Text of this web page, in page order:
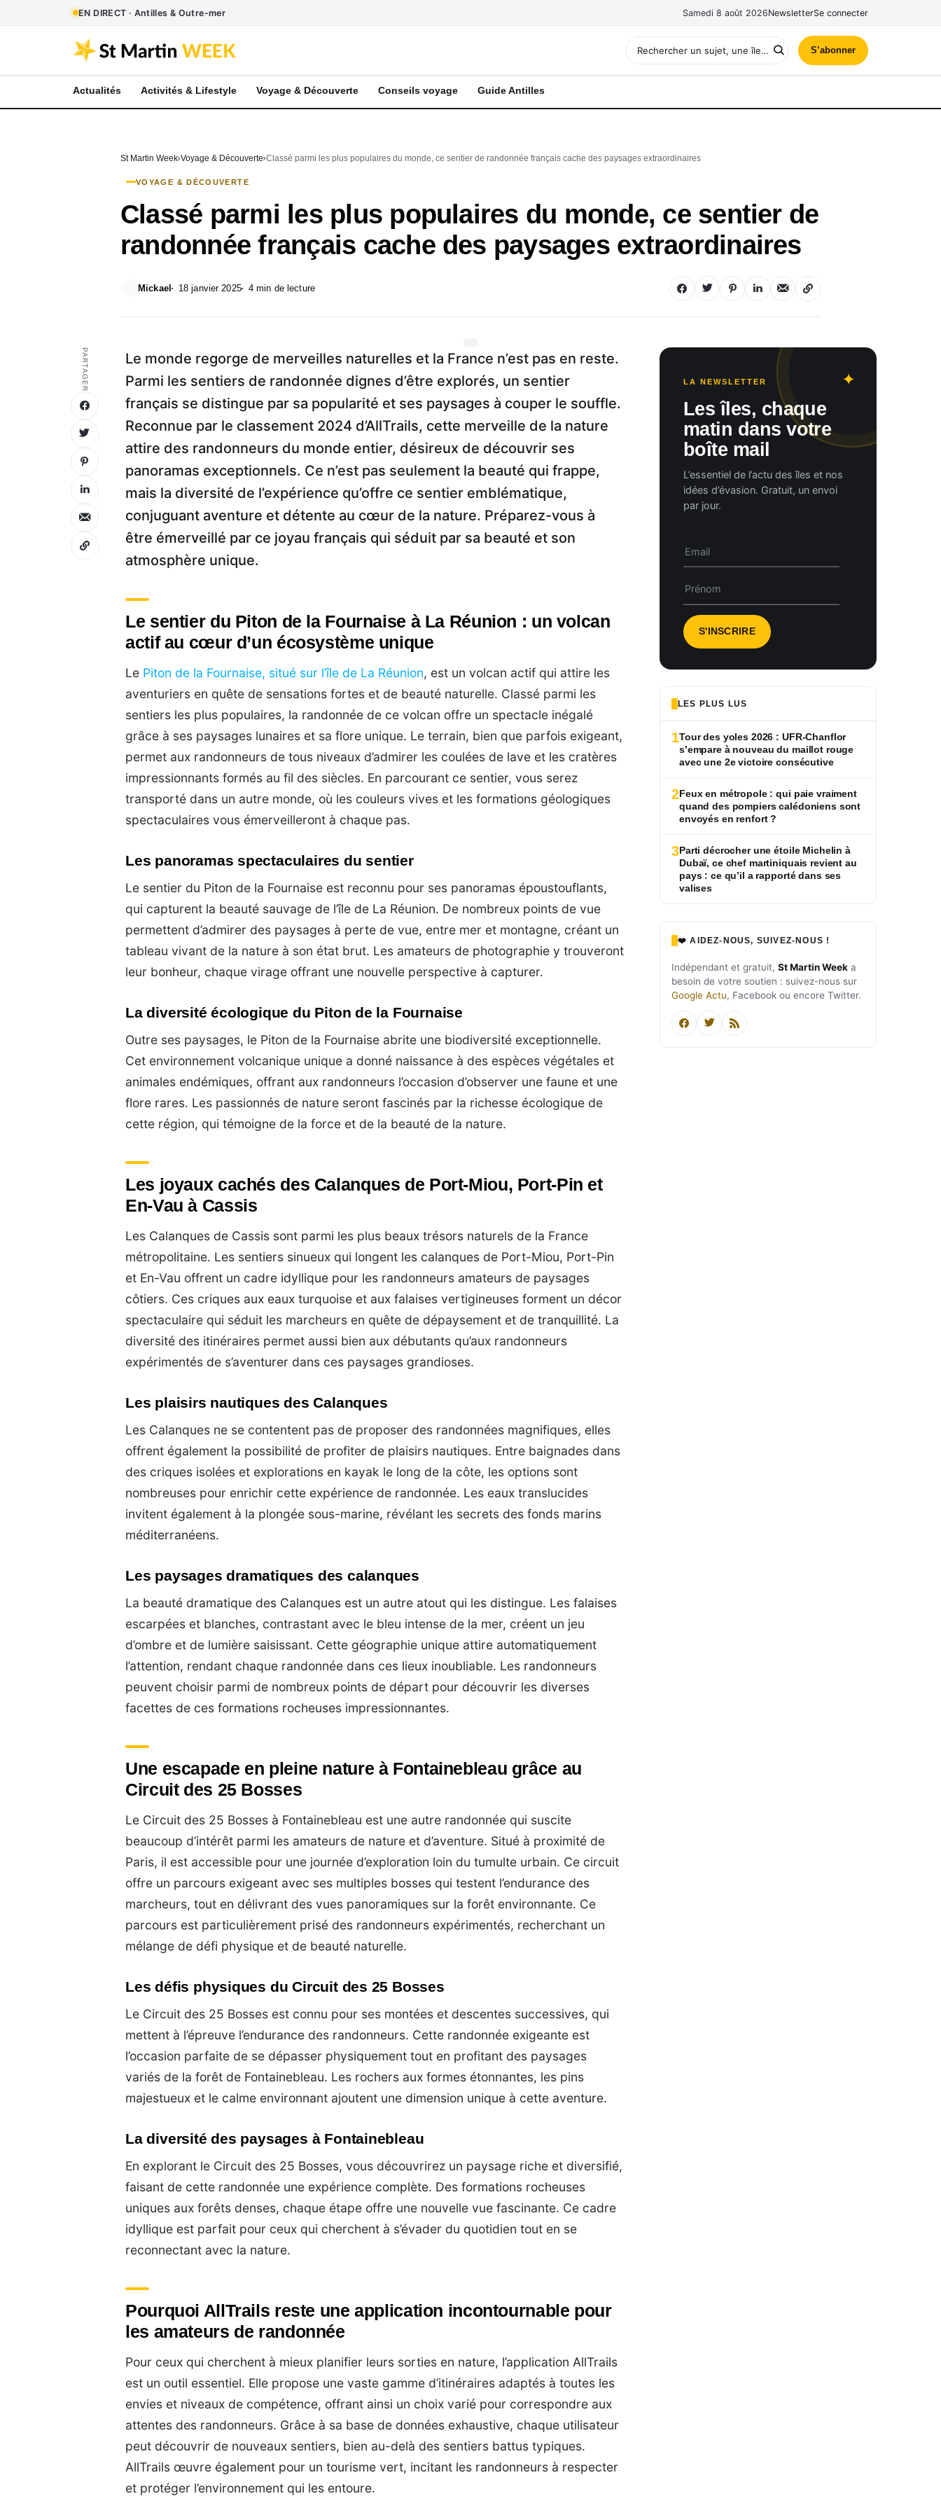
EN DIRECT · Antilles & Outre-mer Samedi 8 août 2026NewsletterSe connecter
S’abonner
Actualités Activités & Lifestyle Voyage & Découverte Conseils voyage Guide Antilles
St Martin Week Voyage & Découverte Classé parmi les plus populaires du monde, ce sentier de randonnée français cache des paysages extraordinaires
VOYAGE & DÉCOUVERTE
Classé parmi les plus populaires du monde, ce sentier de
randonnée français cache des paysages extraordinaires
Mickael 18 janvier 2025 4 min de lecture
PARTAGER
Le monde regorge de merveilles naturelles et la France n’est pas en reste.
Parmi les sentiers de randonnée dignes d’être explorés, un sentier
français se distingue par sa popularité et ses paysages à couper le souffle.
Reconnue par le classement 2024 d’AllTrails, cette merveille de la nature
attire des randonneurs du monde entier, désireux de découvrir ses
panoramas exceptionnels. Ce n’est pas seulement la beauté qui frappe,
mais la diversité de l’expérience qu’offre ce sentier emblématique,
conjuguant aventure et détente au cœur de la nature. Préparez-vous à
être émerveillé par ce joyau français qui séduit par sa beauté et son
atmosphère unique.
Le sentier du Piton de la Fournaise à La Réunion : un volcan
actif au cœur d’un écosystème unique
Le Piton de la Fournaise, situé sur l’île de La Réunion, est un volcan actif qui attire les
aventuriers en quête de sensations fortes et de beauté naturelle. Classé parmi les
sentiers les plus populaires, la randonnée de ce volcan offre un spectacle inégalé
grâce à ses paysages lunaires et sa flore unique. Le terrain, bien que parfois exigeant,
permet aux randonneurs de tous niveaux d’admirer les coulées de lave et les cratères
impressionnants formés au fil des siècles. En parcourant ce sentier, vous serez
transporté dans un autre monde, où les couleurs vives et les formations géologiques
spectaculaires vous émerveilleront à chaque pas.
Les panoramas spectaculaires du sentier
Le sentier du Piton de la Fournaise est reconnu pour ses panoramas époustouflants,
qui capturent la beauté sauvage de l’île de La Réunion. De nombreux points de vue
permettent d’admirer des paysages à perte de vue, entre mer et montagne, créant un
tableau vivant de la nature à son état brut. Les amateurs de photographie y trouveront
leur bonheur, chaque virage offrant une nouvelle perspective à capturer.
La diversité écologique du Piton de la Fournaise
Outre ses paysages, le Piton de la Fournaise abrite une biodiversité exceptionnelle.
Cet environnement volcanique unique a donné naissance à des espèces végétales et
animales endémiques, offrant aux randonneurs l’occasion d’observer une faune et une
flore rares. Les passionnés de nature seront fascinés par la richesse écologique de
cette région, qui témoigne de la force et de la beauté de la nature.
Les joyaux cachés des Calanques de Port-Miou, Port-Pin et
En-Vau à Cassis
Les Calanques de Cassis sont parmi les plus beaux trésors naturels de la France
métropolitaine. Les sentiers sinueux qui longent les calanques de Port-Miou, Port-Pin
et En-Vau offrent un cadre idyllique pour les randonneurs amateurs de paysages
côtiers. Ces criques aux eaux turquoise et aux falaises vertigineuses forment un décor
spectaculaire qui séduit les marcheurs en quête de dépaysement et de tranquillité. La
diversité des itinéraires permet aussi bien aux débutants qu’aux randonneurs
expérimentés de s’aventurer dans ces paysages grandioses.
Les plaisirs nautiques des Calanques
Les Calanques ne se contentent pas de proposer des randonnées magnifiques, elles
offrent également la possibilité de profiter de plaisirs nautiques. Entre baignades dans
des criques isolées et explorations en kayak le long de la côte, les options sont
nombreuses pour enrichir cette expérience de randonnée. Les eaux translucides
invitent également à la plongée sous-marine, révélant les secrets des fonds marins
méditerranéens.
Les paysages dramatiques des calanques
La beauté dramatique des Calanques est un autre atout qui les distingue. Les falaises
escarpées et blanches, contrastant avec le bleu intense de la mer, créent un jeu
d’ombre et de lumière saisissant. Cette géographie unique attire automatiquement
l’attention, rendant chaque randonnée dans ces lieux inoubliable. Les randonneurs
peuvent choisir parmi de nombreux points de départ pour découvrir les diverses
facettes de ces formations rocheuses impressionnantes.
Une escapade en pleine nature à Fontainebleau grâce au
Circuit des 25 Bosses
Le Circuit des 25 Bosses à Fontainebleau est une autre randonnée qui suscite
beaucoup d’intérêt parmi les amateurs de nature et d’aventure. Situé à proximité de
Paris, il est accessible pour une journée d’exploration loin du tumulte urbain. Ce circuit
offre un parcours exigeant avec ses multiples bosses qui testent l’endurance des
marcheurs, tout en délivrant des vues panoramiques sur la forêt environnante. Ce
parcours est particulièrement prisé des randonneurs expérimentés, recherchant un
mélange de défi physique et de beauté naturelle.
Les défis physiques du Circuit des 25 Bosses
Le Circuit des 25 Bosses est connu pour ses montées et descentes successives, qui
mettent à l’épreuve l’endurance des randonneurs. Cette randonnée exigeante est
l’occasion parfaite de se dépasser physiquement tout en profitant des paysages
variés de la forêt de Fontainebleau. Les rochers aux formes étonnantes, les pins
majestueux et le calme environnant ajoutent une dimension unique à cette aventure.
La diversité des paysages à Fontainebleau
En explorant le Circuit des 25 Bosses, vous découvrirez un paysage riche et diversifié,
faisant de cette randonnée une expérience complète. Des formations rocheuses
uniques aux forêts denses, chaque étape offre une nouvelle vue fascinante. Ce cadre
idyllique est parfait pour ceux qui cherchent à s’évader du quotidien tout en se
reconnectant avec la nature.
Pourquoi AllTrails reste une application incontournable pour
les amateurs de randonnée
Pour ceux qui cherchent à mieux planifier leurs sorties en nature, l’application AllTrails
est un outil essentiel. Elle propose une vaste gamme d’itinéraires adaptés à toutes les
envies et niveaux de compétence, offrant ainsi un choix varié pour correspondre aux
attentes des randonneurs. Grâce à sa base de données exhaustive, chaque utilisateur
peut découvrir de nouveaux sentiers, bien au-delà des sentiers battus typiques.
AllTrails œuvre également pour un tourisme vert, incitant les randonneurs à respecter
et protéger l’environnement qui les entoure.
LA NEWSLETTER
Les îles, chaque
matin dans votre
boîte mail
L’essentiel de l’actu des îles et nos
idées d’évasion. Gratuit, un envoi
par jour.
LES PLUS LUS
1Tour des yoles 2026 : UFR-Chanflor
s’empare à nouveau du maillot rouge
avec une 2e victoire consécutive
2Feux en métropole : qui paie vraiment
quand des pompiers calédoniens sont
envoyés en renfort ?
3Parti décrocher une étoile Michelin à
Dubaï, ce chef martiniquais revient au
pays : ce qu’il a rapporté dans ses
valises
❤️ AIDEZ-NOUS, SUIVEZ-NOUS !
Indépendant et gratuit, St Martin Week a
besoin de votre soutien : suivez-nous sur
Google Actu, Facebook ou encore Twitter.